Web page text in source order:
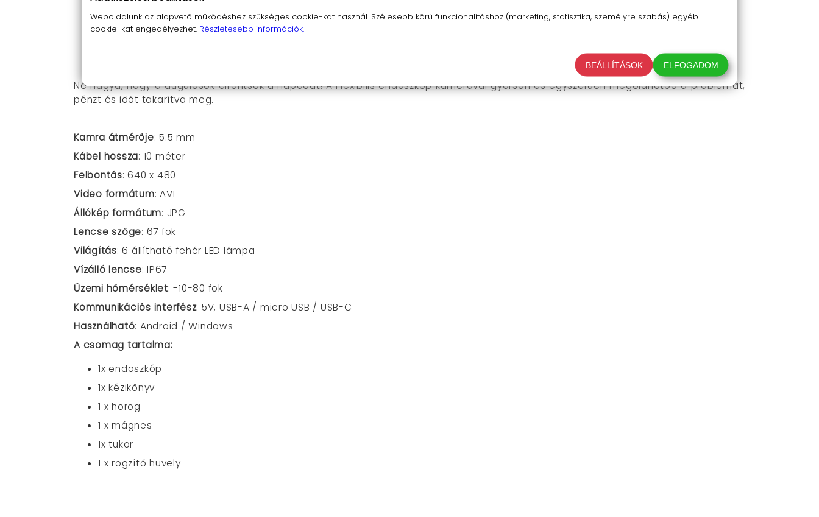
A csövek állapotának ellenőrzésére
Nehezen hozzáférhető helyek felfedezésére
Ne hagyd, hogy a dugulások elrontsák a napodat! A Flexibilis endoszkóp kamerával gyorsan és egyszerűen megoldhatod a problémát,
pénzt és időt takarítva meg.
Kamra átmérője: 5.5 mm
Kábel hossza: 10 méter
Felbontás: 640 x 480
Video formátum: AVI
Állókép formátum: JPG
Lencse szöge: 67 fok
Világítás: 6 állítható fehér LED lámpa
Vízálló lencse: IP67
Üzemi hőmérséklet: -10-80 fok
Kommunikációs interfész: 5V, USB-A / micro USB / USB-C
Használható: Android / Windows
A csomag tartalma:
1x endoszkóp
1x kézikönyv
1 x horog
1 x mágnes
1x tükör
1 x rögzítő hüvely
Weboldalunk az alapvető működéshez szükséges cookie-kat használ. Szélesebb körű funkcionalitáshoz (marketing, statisztika, személyre szabás) egyéb
cookie-kat engedélyezhet. Részletesebb információk.
BEÁLLÍTÁSOK ELFOGADOM